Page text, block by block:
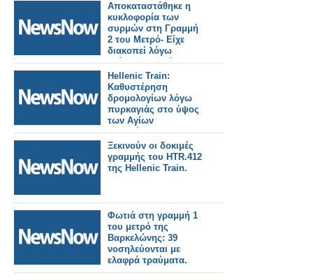
Αποκαταστάθηκε η
κυκλοφορία των
συρμών στη Γραμμή
2 του Μετρό- Είχε
διακοπεί λόγω
ατόμου στη σήραγγα.
Hellenic Train:
Καθυστέρηση
δρομολογίων λόγω
πυρκαγιάς στο ύψος
των Αγίων
Αναργύρων.
Ξεκινούν οι δοκιμές
γραμμής του HTR.412
της Hellenic Train.
Φωτιά στη γραμμή 1
του μετρό της
Βαρκελώνης: 39
νοσηλεύονται με
ελαφρά τραύματα.